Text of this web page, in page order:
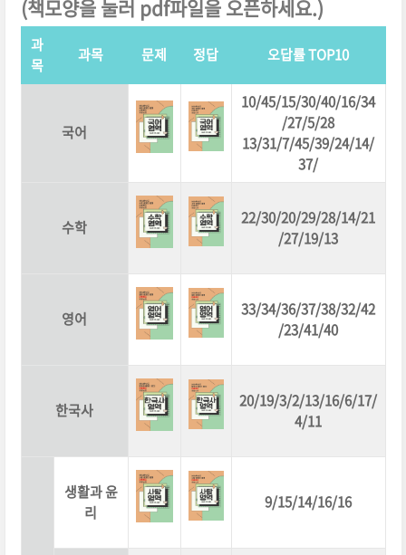
(책모양을 눌러 pdf파일을 오픈하세요.)
과
목
과목 문제 정답 오답률 TOP10
국어
10/45/15/30/40/16/34
/27/5/28
13/31/7/45/39/24/14/
37/
수학
22/30/20/29/28/14/21
/27/19/13
영어
33/34/36/37/38/32/42
/23/41/40
한국사
20/19/3/2/13/16/6/17/
4/11
생활과 윤
리
9/15/14/16/16